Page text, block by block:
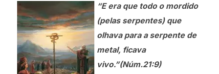
“E era que todo o mordido
(pelas serpentes) que
olhava para a serpente de
metal, ficava
vivo.”(Núm.21:9)